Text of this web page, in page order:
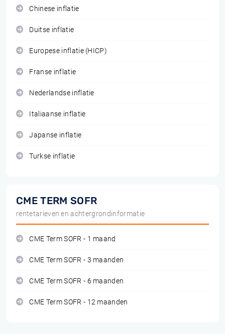
Chinese inflatie
Duitse inflatie
Europese inflatie (HICP)
Franse inflatie
Nederlandse inflatie
Italiaanse inflatie
Japanse inflatie
Turkse inflatie
CME TERM SOFR
rentetarieven en achtergrondinformatie
CME Term SOFR - 1 maand
CME Term SOFR - 3 maanden
CME Term SOFR - 6 maanden
CME Term SOFR - 12 maanden